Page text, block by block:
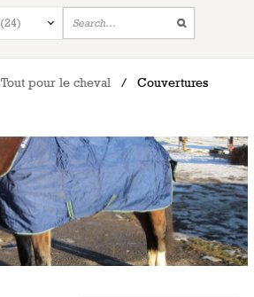
Tout pour le cheval / Couvertures